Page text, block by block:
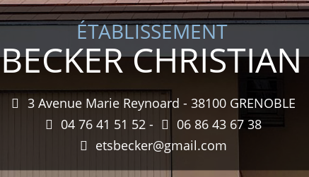
ÉTABLISSEMENT
BECKER CHRISTIAN
3 Avenue Marie Reynoard - 38100 GRENOBLE
04 76 41 51 52 -
06 86 43 67 38
etsbecker@gmail.com